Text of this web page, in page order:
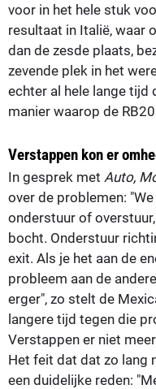
voor in het hele stuk
resultaat in Italië, waar
dan de zesde plaats,
zevende plek in het
echter al hele lange
manier waarop de
Verstappen kon er
In gesprek met Auto,
over de problemen:
onderstuur of
bocht. Onderstuur
exit. Als je het aan de
probleem aan de
erger", zo stelt de
langere tijd tegen die
Verstappen er niet
Het feit dat dat zo lang
een duidelijke reden: